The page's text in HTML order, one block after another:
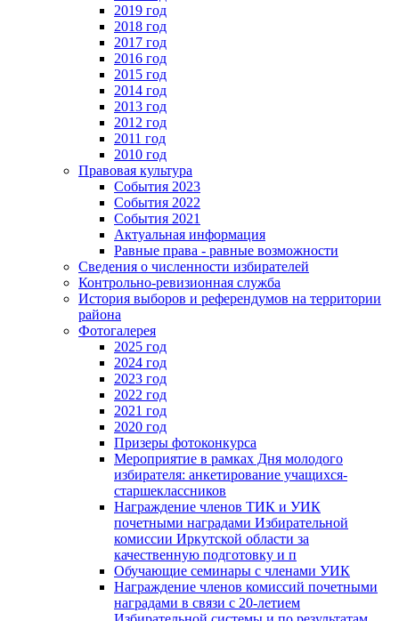
2019 год
2018 год
2017 год
2016 год
2015 год
2014 год
2013 год
2012 год
2011 год
2010 год
Правовая культура
События 2023
События 2022
События 2021
Актуальная информация
Равные права - равные возможности
Сведения о численности избирателей
Контрольно-ревизионная служба
История выборов и референдумов на территории
района
Фотогалерея
2025 год
2024 год
2023 год
2022 год
2021 год
2020 год
Призеры фотоконкурса
Мероприятие в рамках Дня молодого
избирателя: анкетирование учащихся-
старшеклассников
Награждение членов ТИК и УИК
почетными наградами Избирательной
комиссии Иркутской области за
качественную подготовку и п
Обучающие семинары с членами УИК
Награждение членов комиссий почетными
наградами в связи с 20-летием